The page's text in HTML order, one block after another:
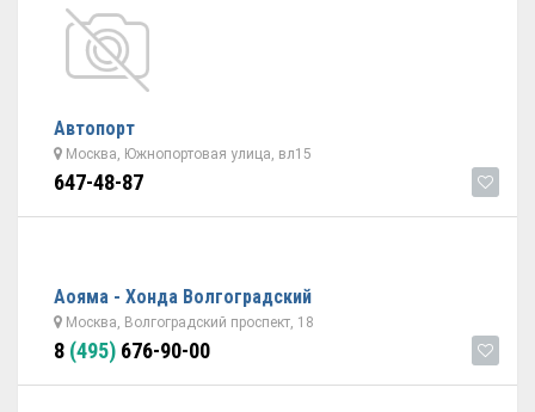
Автопорт
Москва, Южнопортовая улица, вл15
647-48-87
Аояма - Хонда Волгоградский
Москва, Волгоградский проспект, 18
8 (495) 676-90-00